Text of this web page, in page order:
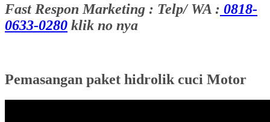
Fast Respon Marketing : Telp/ WA : 0818-
0633-0280 klik no nya
Pemasangan paket hidrolik cuci Motor